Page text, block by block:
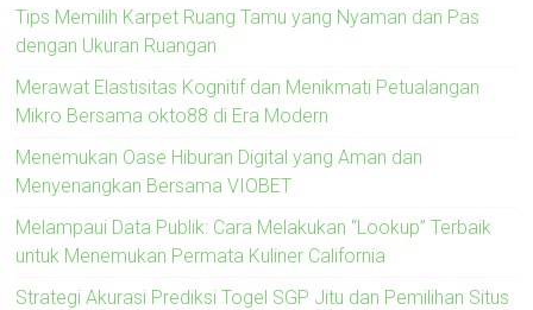
Tips Memilih Karpet Ruang Tamu yang Nyaman dan Pas
dengan Ukuran Ruangan
Merawat Elastisitas Kognitif dan Menikmati Petualangan
Mikro Bersama okto88 di Era Modern
Menemukan Oase Hiburan Digital yang Aman dan
Menyenangkan Bersama VIOBET
Melampaui Data Publik: Cara Melakukan “Lookup” Terbaik
untuk Menemukan Permata Kuliner California
Strategi Akurasi Prediksi Togel SGP Jitu dan Pemilihan Situs